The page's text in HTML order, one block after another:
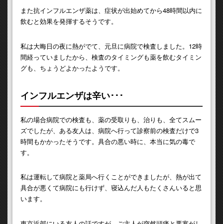
また抗インフルエンザ薬は、症状が出始めてから48時間以内に
飲むと効果を発揮するそうです。
私は大晦日の夜に熱がでて、元旦に病院で検査しました。12時
間経っていましたから、検査のタイミングも薬を飲むタイミン
グも、ちょうどよかったようです。
インフルエンザは辛い･･･
私の場合病院での検査も、薬の受取りも、治りも、全てスムー
ズでしたが、ある友人は、病院へ行って診察前の検査だけで3
時間もかかったそうです。具合の悪い時に、本当に気の毒で
す。
私は運転して病院と薬局へ行くことができましたが、熱が出て
具合が悪くて病院にも行けず、寝込んだ人もたくさんいると思
います。